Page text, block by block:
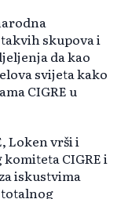
skupova i
da kao
svijeta kako
CIGRE u
Loken vrši i
CIGRE i
iskustvima